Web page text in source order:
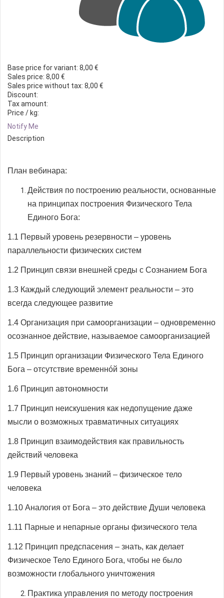
Base price for variant: 8,00 €
Sales price: 8,00 €
Sales price without tax: 8,00 €
Discount:
Tax amount:
Price / kg:
Notify Me
Description
План вебинара:
Действия по построению реальности, основанные
на принципах построения Физического Тела
Единого Бога:
1.1 Первый уровень резервности – уровень
параллельности физических систем
1.2 Принцип связи внешней среды с Сознанием Бога
1.3 Каждый следующий элемент реальности – это
всегда следующее развитие
1.4 Организация при самоорганизации – одновременно
осознанное действие, называемое самоорганизацией
1.5 Принцип организации Физического Тела Единого
Бога – отсутствие временнóй зоны
1.6 Принцип автономности
1.7 Принцип неискушения как недопущение даже
мысли о возможных травматичных ситуациях
1.8 Принцип взаимодействия как правильность
действий человека
1.9 Первый уровень знаний – физическое тело
человека
1.10 Аналогия от Бога – это действие Души человека
1.11 Парные и непарные органы физического тела
1.12 Принцип предспасения – знать, как делает
Физическое Тело Единого Бога, чтобы не было
возможности глобального уничтожения
Практика управления по методу построения